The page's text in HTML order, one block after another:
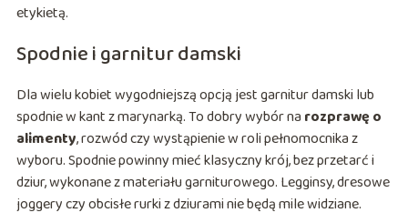
etykietą.
Spodnie i garnitur damski
Dla wielu kobiet wygodniejszą opcją jest garnitur damski lub
spodnie w kant z marynarką. To dobry wybór na rozprawę o
alimenty, rozwód czy wystąpienie w roli pełnomocnika z
wyboru. Spodnie powinny mieć klasyczny krój, bez przetarć i
dziur, wykonane z materiału garniturowego. Legginsy, dresowe
joggery czy obcisłe rurki z dziurami nie będą mile widziane.